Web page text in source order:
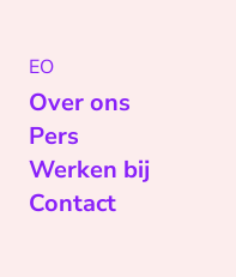
EO
Over ons
Pers
Werken bij
Contact